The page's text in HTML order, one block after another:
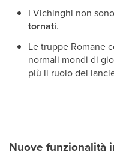
I Vichinghi non
tornati.
Le truppe Romane
normali mondi di
più il ruolo dei
Nuove funzionalità